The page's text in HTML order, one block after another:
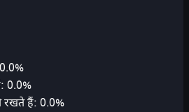
0.0%
रखते हैं: 0.0%